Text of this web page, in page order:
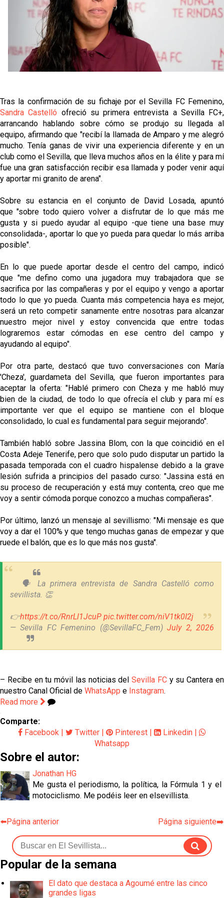
Vargas y Sow se incorporan al grupo en la sesión
del martes
Odysseas Vlachodimos: “El objetivo es mejorar la
temporada pasada”
El Sevilla FC empieza a inscribir a los nuevos
Opinión | "Carta abierta a Alberto Flores" por Rafa
García
Tras la confirmación de su fichaje por el Sevilla FC Femenino,
Sandra Castelló ofreció su primera entrevista a Sevilla FC+,
arrancando hablando sobre cómo se produjo su llegada al
equipo, afirmando que "recibí la llamada de Amparo y me alegró
mucho. Tenía ganas de vivir una experiencia diferente y en un
club como el Sevilla, que lleva muchos años en la élite y para mí
fue una gran satisfacción recibir esa llamada y poder venir aquí
y aportar mi granito de arena".
Sobre su estancia en el conjunto de David Losada, apuntó
que "sobre todo quiero volver a disfrutar de lo que más me
gusta y si puedo ayudar al equipo -que tiene una base muy
consolidada-, aportar lo que yo pueda para quedar lo más arriba
posible".
En lo que puede aportar desde el centro del campo, indicó
que "me defino como una jugadora muy trabajadora que se
sacrifica por las compañeras y por el equipo y vengo a aportar
todo lo que yo pueda. Cuanta más competencia haya es mejor,
será un reto competir sanamente entre nosotras para alcanzar
nuestro mejor nivel y estoy convencida que entre todas
lograremos estar cómodas en ese centro del campo y
ayudando al equipo".
Por otra parte, destacó que tuvo conversaciones con María
'Cheza', guardameta del Sevilla, que fueron importantes para
aceptar la oferta: "Hablé primero con Cheza y me habló muy
bien de la ciudad, de todo lo que ofrecía el club y para mí es
importante ver que el equipo se mantiene con el bloque
consolidado, lo cual es fundamental para seguir mejorando".
También habló sobre Jassina Blom, con la que coincidió en el
Costa Adeje Tenerife, pero que solo pudo disputar un partido la
pasada temporada con el cuadro hispalense debido a la grave
lesión sufrida a principios del pasado curso: "Jassina está en
su proceso de recuperación y está muy contenta, creo que me
voy a sentir cómoda porque conozco a muchas compañeras".
Por último, lanzó un mensaje al sevillismo: "Mi mensaje es que
voy a dar el 100% y que tengo muchas ganas de empezar y que
ruede el balón, que es lo que más nos gusta".
🗣️ La primera entrevista de Sandra Castelló como
sevillista. 👏
👉https://t.co/RnrLl1JcuP pic.twitter.com/niV1tk0I2j
— Sevilla FC Femenino (@SevillaFC_Fem)July 2, 2026
– Recibe en tu móvil las noticias delSevilla FCy su Cantera en
nuestro Canal Oficial de WhatsApp e Instagram.
Read more
Comparte:
Facebook
Twitter Pinterest Linkedin
Whatsapp
Sobre el autor:
Jonathan HG
Me gusta el periodismo, la política, la Fórmula 1 y el
motociclismo. Me podéis leer en elsevillista.
⬅️Página anterior Página siguiente➡️
Popular de la semana
El dato que destaca a Agoumé entre las cinco
grandes ligas